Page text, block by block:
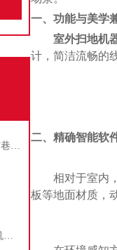
YM-ZCW1555K田字托专用窄巷道叉车机器人
YM-ZCW1250超窄巷道叉车机器人
一、 功能与美学
室外扫地机
计，简洁流畅的
二、 精确智能软
相对于室内
板等地面材质，